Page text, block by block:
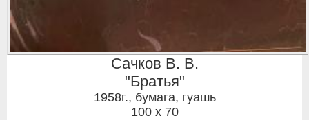
Сачков В. В.
"Братья"
1958г., бумага, гуашь
100 x 70